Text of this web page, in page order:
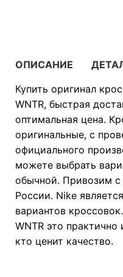
ОПИСАНИЕ
Купить оригинал
WNTR, быстрая
оптимальная цена.
оригинальные, с
официального
можете выбрать
обычной. Привозим
России. Nike
вариантов
WNTR это
кто ценит качество.